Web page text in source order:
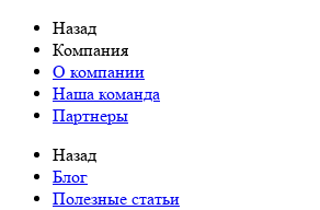
Назад
Компания
О компании
Наша команда
Партнеры
Назад
Блог
Полезные статьи